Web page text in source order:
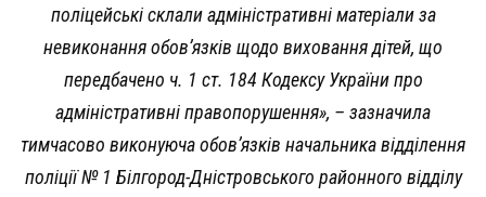
поліцейські склали адміністративні матеріали за
невиконання обов’язків щодо виховання дітей, що
передбачено ч. 1 ст. 184 Кодексу України про
адміністративні правопорушення», – зазначила
тимчасово виконуюча обов’язків начальника відділення
поліції № 1 Білгород-Дністровського районного відділу